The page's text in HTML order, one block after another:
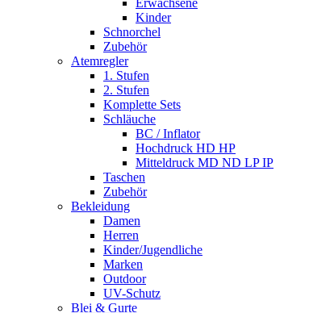
Erwachsene
Kinder
Schnorchel
Zubehör
Atemregler
1. Stufen
2. Stufen
Komplette Sets
Schläuche
BC / Inflator
Hochdruck HD HP
Mitteldruck MD ND LP IP
Taschen
Zubehör
Bekleidung
Damen
Herren
Kinder/Jugendliche
Marken
Outdoor
UV-Schutz
Blei & Gurte